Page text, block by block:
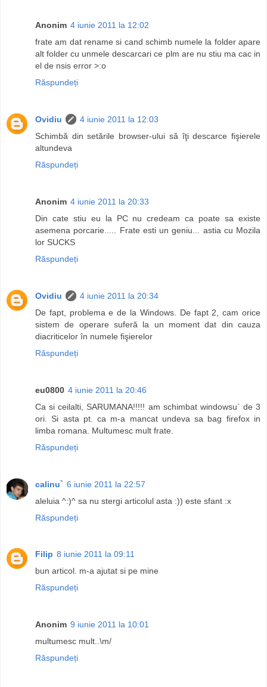
Anonim 4 iunie 2011 la 12:02
frate am dat rename si cand schimb numele la folder apare
alt folder cu unmele descarcari ce plm are nu stiu ma cac in
el de nsis error >:o
Răspundeți
Ovidiu
4 iunie 2011 la 12:03
Schimbă din setările browser-ului să îţi descarce fişierele
altundeva
Răspundeți
Anonim 4 iunie 2011 la 20:33
Din cate stiu eu la PC nu credeam ca poate sa existe
asemena porcarie..... Frate esti un geniu... astia cu Mozila
lor SUCKS
Răspundeți
Ovidiu
4 iunie 2011 la 20:34
De fapt, problema e de la Windows. De fapt 2, cam orice
sistem de operare suferă la un moment dat din cauza
diacriticelor în numele fişierelor
Răspundeți
eu0800 4 iunie 2011 la 20:46
Ca si ceilalti, SARUMANA!!!!! am schimbat windowsu` de 3
ori. Si asta pt. ca m-a mancat undeva sa bag firefox in
limba romana. Multumesc mult frate.
Răspundeți
calinu` 6 iunie 2011 la 22:57
aleluia ^:)^ sa nu stergi articolul asta :)) este sfant :x
Răspundeți
Filip 8 iunie 2011 la 09:11
bun articol. m-a ajutat si pe mine
Răspundeți
Anonim 9 iunie 2011 la 10:01
multumesc mult..\m/
Răspundeți